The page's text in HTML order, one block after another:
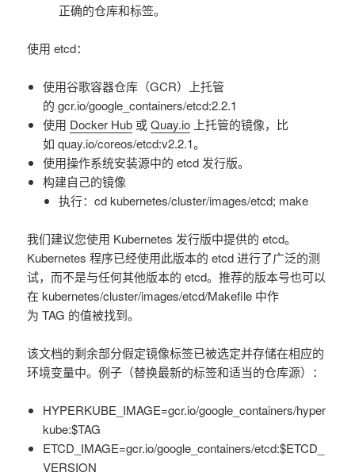
正确的仓库和标签。
使用 etcd：
使用谷歌容器仓库（GCR）上托管
的 gcr.io/google_containers/etcd:2.2.1
使用 Docker Hub 或Quay.io 上托管的镜像，比
如 quay.io/coreos/etcd:v2.2.1。
使用操作系统安装源中的 etcd 发行版。
构建自己的镜像
执行：cd kubernetes/cluster/images/etcd; make
我们建议您使用 Kubernetes 发行版中提供的 etcd。
Kubernetes 程序已经使用此版本的 etcd 进行了广泛的测
试，而不是与任何其他版本的 etcd。推荐的版本号也可以
在 kubernetes/cluster/images/etcd/Makefile 中作
为 TAG 的值被找到。
该文档的剩余部分假定镜像标签已被选定并存储在相应的
环境变量中。例子（替换最新的标签和适当的仓库源）：
HYPERKUBE_IMAGE=gcr.io/google_containers/hyper
kube:$TAG
ETCD_IMAGE=gcr.io/google_containers/etcd:$ETCD_
VERSION